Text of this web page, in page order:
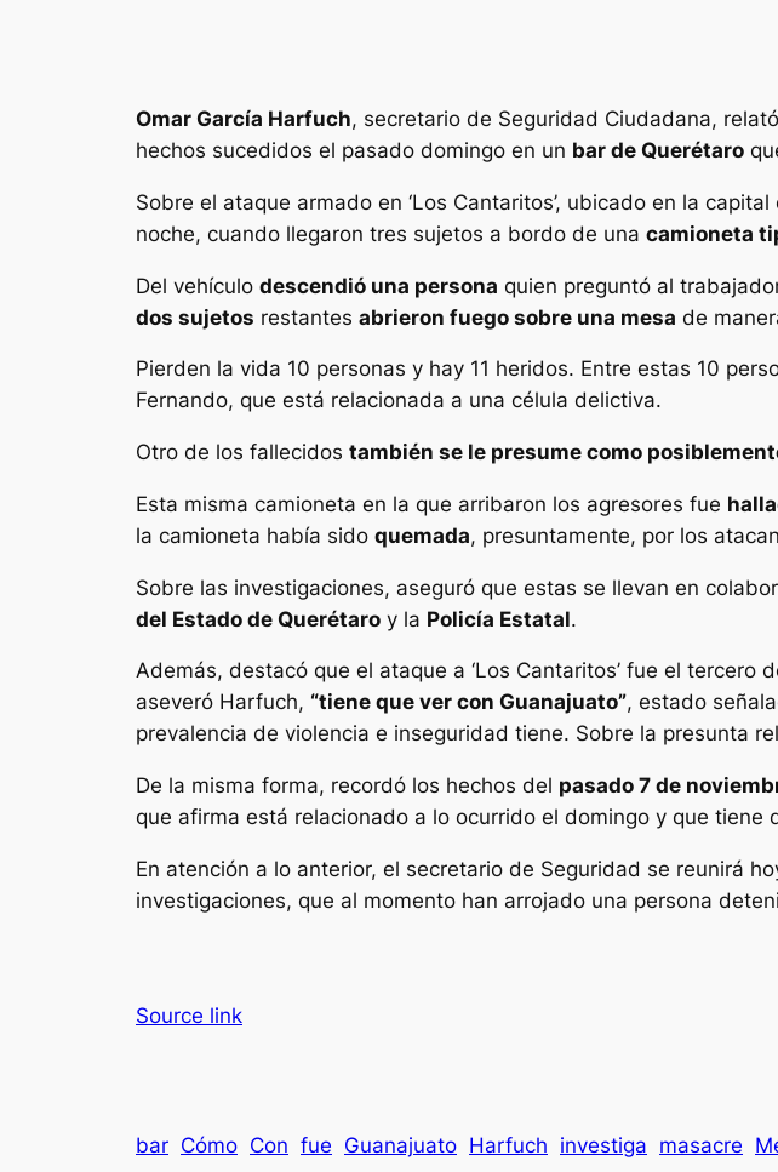
Omar García Harfuch, secretario de Seguridad Ciudadana,
hechos sucedidos el pasado domingo en un bar de Querétaro
Sobre el ataque armado en ‘Los Cantaritos’, ubicado en la
noche, cuando llegaron tres sujetos a bordo de una camioneta
Del vehículo descendió una persona quien preguntó al
dos sujetos restantes abrieron fuego sobre una mesa de
Pierden la vida 10 personas y hay 11 heridos. Entre estas 10
Fernando, que está relacionada a una célula delictiva.
Otro de los fallecidos también se le presume como
Esta misma camioneta en la que arribaron los agresores fue
la camioneta había sido quemada, presuntamente, por los
Sobre las investigaciones, aseguró que estas se llevan en
del Estado de Querétaro y la Policía Estatal.
Además, destacó que el ataque a ‘Los Cantaritos’ fue el tercero
aseveró Harfuch, “tiene que ver con Guanajuato”, estado
prevalencia de violencia e inseguridad tiene. Sobre la presunta
De la misma forma, recordó los hechos del pasado 7 de
que afirma está relacionado a lo ocurrido el domingo y que tiene
En atención a lo anterior, el secretario de Seguridad se reunirá
investigaciones, que al momento han arrojado una persona
Source link
bar Cómo Con fue Guanajuato Harfuch investiga masacre